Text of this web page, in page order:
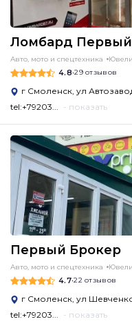
Ломбард
Авто, мото и спецтехника
4.8•29 отзывов
г Смоленск, ул
tel:+79203... - показать
Первый Брокер
Авто, мото и спецтехника
4.7•22 отзывов
г Смоленск, ул
tel:+79203... - показать